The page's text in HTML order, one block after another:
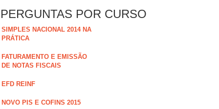
PERGUNTAS POR CURSO
SIMPLES NACIONAL 2014 NA
PRÁTICA
FATURAMENTO E EMISSÃO
DE NOTAS FISCAIS
EFD REINF
NOVO PIS E COFINS 2015